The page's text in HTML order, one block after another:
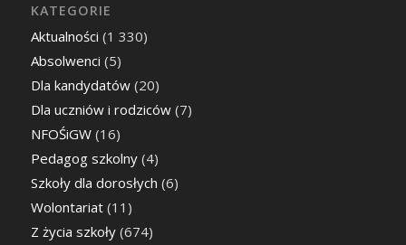
KATEGORIE
Aktualności (1 330)
Absolwenci (5)
Dla kandydatów(20)
Dla uczniów i rodziców(7)
NFOŚiGW(16)
Pedagog szkolny(4)
Szkoły dla dorosłych (6)
Wolontariat(11)
Z życia szkoły(674)